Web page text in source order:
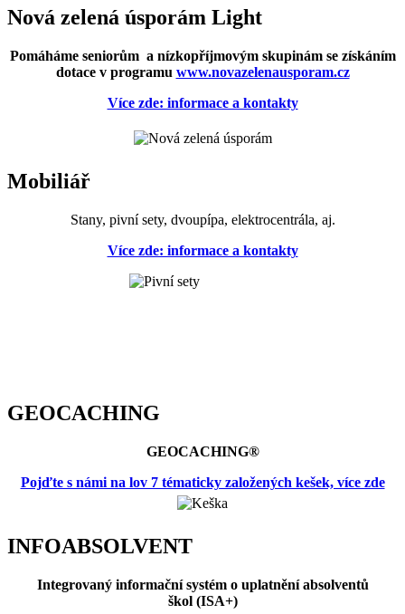
Nová zelená úsporám Light
Pomáháme seniorům a nízkopříjmovým skupinám se získáním
dotace v programu www.novazelenausporam.cz
Více zde: informace a kontakty
Mobiliář
Stany, pivní sety, dvoupípa, elektrocentrála, aj.
Více zde: informace a kontakty
GEOCACHING
GEOCACHING®
Pojďte s námi na lov 7 tématicky založených kešek, více zde
INFOABSOLVENT
Integrovaný informační systém o uplatnění absolventů
škol (ISA+)